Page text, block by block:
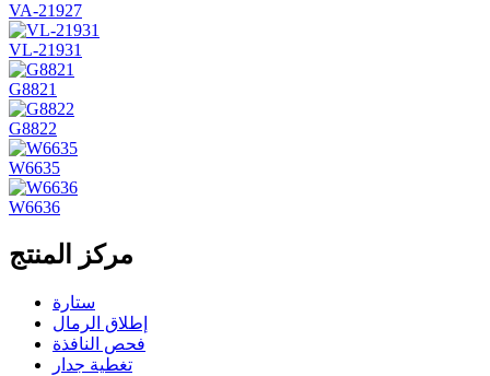
VA-21927
VL-21931
G8821
G8822
W6635
W6636
مركز المنتج
ستارة
إطلاق الرمال
فحص النافذة
تغطية جدار